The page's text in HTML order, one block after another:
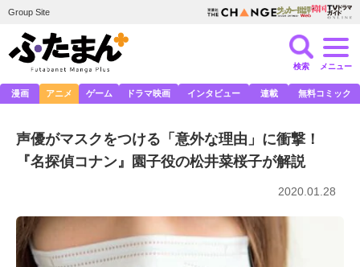
Group Site
検索 メニュー
漫画 アニメ ゲーム ドラマ映画 インタビュー 連載 無料コミック
声優がマスクをつける「意外な理由」に衝撃！
『名探偵コナン』園子役の松井菜桜子が解説
2020.01.28